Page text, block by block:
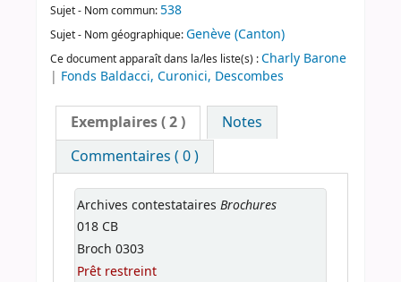
Sujet - Nom commun:538
Sujet - Nom géographique:Genève (Canton)
Ce document apparaît dans la/les liste(s) :Charly Barone
| Fonds Baldacci, Curonici, Descombes
Exemplaires( 2 )
Notes
Commentaires ( 0 )
Archives contestataires Brochures
018 CB
Broch 0303
Prêt restreint